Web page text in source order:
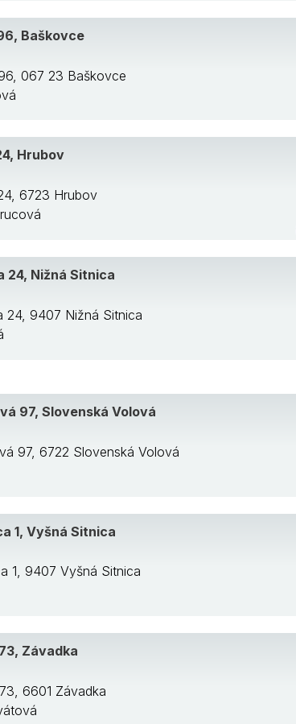
Baškovce
067 23 Baškovce
Hrubov
6723 Hrubov
24, Nižná Sitnica
24, 9407 Nižná Sitnica
97, Slovenská Volová
97, 6722 Slovenská Volová
1, Vyšná Sitnica
1, 9407 Vyšná Sitnica
Závadka
6601 Závadka